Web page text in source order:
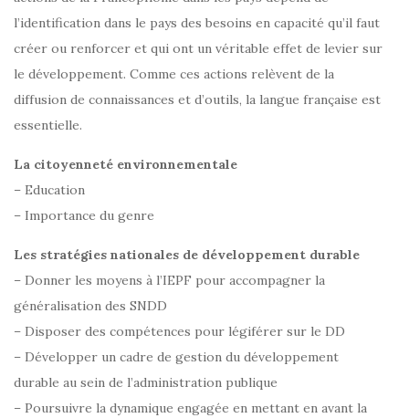
l’identification dans le pays des besoins en capacité qu’il faut
créer ou renforcer et qui ont un véritable effet de levier sur
le développement. Comme ces actions relèvent de la
diffusion de connaissances et d’outils, la langue française est
essentielle.
La citoyenneté environnementale
– Education
– Importance du genre
Les stratégies nationales de développement durable
– Donner les moyens à l’IEPF pour accompagner la
généralisation des SNDD
– Disposer des compétences pour légiférer sur le DD
– Développer un cadre de gestion du développement
durable au sein de l’administration publique
– Poursuivre la dynamique engagée en mettant en avant la